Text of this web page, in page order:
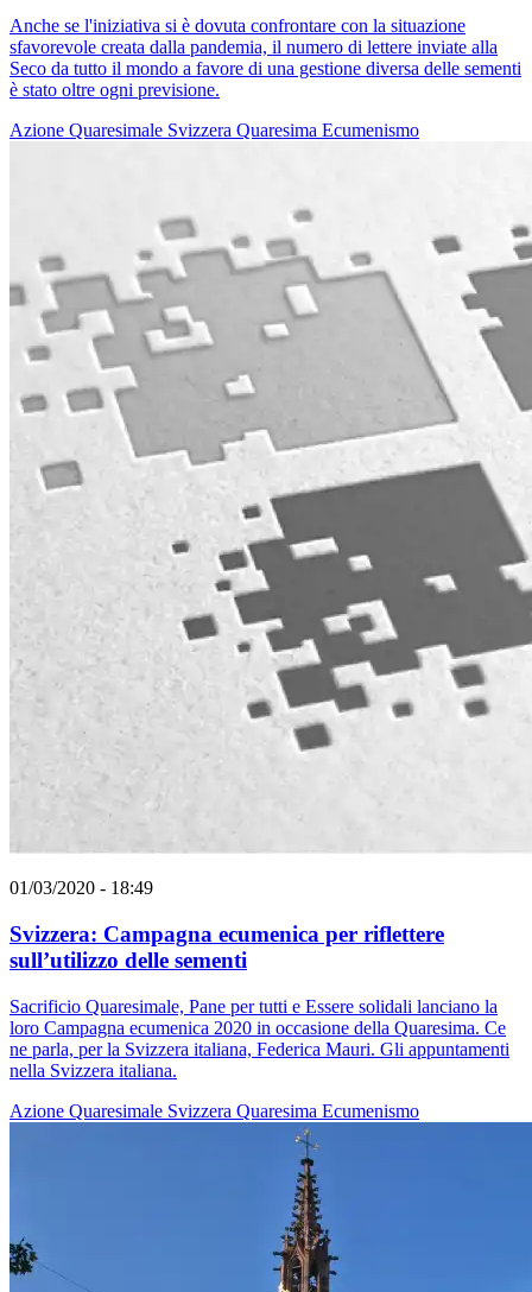
Anche se l'iniziativa si è dovuta confrontare con la situazione
sfavorevole creata dalla pandemia, il numero di lettere inviate alla
Seco da tutto il mondo a favore di una gestione diversa delle sementi
è stato oltre ogni previsione.
Azione Quaresimale Svizzera Quaresima Ecumenismo
01/03/2020 - 18:49
Svizzera: Campagna ecumenica per riflettere
sull’utilizzo delle sementi
Sacrificio Quaresimale, Pane per tutti e Essere solidali lanciano la
loro Campagna ecumenica 2020 in occasione della Quaresima. Ce
ne parla, per la Svizzera italiana, Federica Mauri. Gli appuntamenti
nella Svizzera italiana.
Azione Quaresimale Svizzera Quaresima Ecumenismo